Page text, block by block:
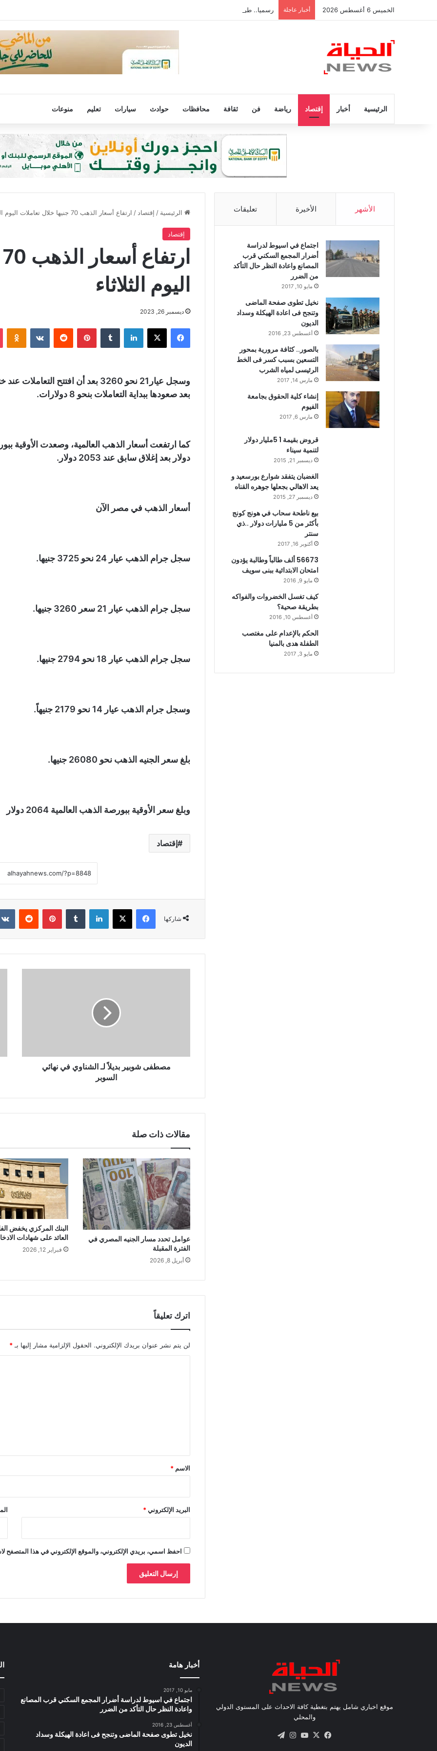
الخميس 6 أغسطس 2026 أخبار عاجلة رسميا.. طرابزون سبور التركي يعلن ضم محمد صلاح حتى عام 2028
الرئيسية أخبار إقتصاد رياضة فن ثقافة محافظات حوادث سيارات تعليم منوعات
الرئيسية / إقتصاد / ارتفاع أسعار الذهب 70 جنيها خلال تعاملات اليوم الثلاثاء
إقتصاد
اليوم الثلاثاء
ديسمبر 26, 2023
فيسبوك لينكدإن بينتيريست
بعد صعودها ببداية التعاملات بنحو 8 دولارات.
دولار بعد إغلاق سابق عند 2053 دولار.
أسعار الذهب في مصر الآن
سجل جرام الذهب عيار 24 نحو 3725 جنيها.
سجل جرام الذهب عيار 21 سعر 3260 جنيها.
سجل جرام الذهب عيار 18 نحو 2794 جنيها.
وسجل جرام الذهب عيار 14 نحو 2179 جنيهاً.
بلغ سعر الجنيه الذهب نحو 26080 جنيها.
وبلغ سعر الأوقية ببورصة الذهب العالمية 2064 دولار
إقتصاد
شاركها
فيسبوك لينكدإن بينتيريست
مصطفى شوبير بديلاً لـ الشناوي في نهائي
السوبر
مقالات ذات صلة
عوامل تحدد مسار الجنيه المصري في
الفترة المقبلة
أبريل 8, 2026
البنك المركزي يخفض
العائد على شهادات
فبراير 12, 2026
اترك تعليقاً
لن يتم نشر عنوان بريدك الإلكتروني. الحقول الإلزامية مشار إليها بـ*
*
الاسم *
البريد الإلكتروني*
احفظ اسمي، بريدي الإلكتروني، والموقع الإلكتروني في هذا المتصفح
الأشهر الأخيرة تعليقات
اجتماع في اسيوط لدراسة
أضرار المجمع السكني قرب
المصانع واعادة النظر حال التأكد
من الضرر
مايو 10, 2017
نخيل تطوى صفحة الماضى
وتنجح فى اعادة الهيكلة وسداد
الديون
أغسطس 23, 2016
بالصور.. كثافة مرورية بمحور
التسعين بسبب كسر فى الخط
الرئيسى لمياه الشرب
مارس 14, 2017
إنشاء كلية الحقوق بجامعة
الفيوم
مارس 6, 2017
قروض بقيمة 1 5مليار دولار
لتنمية سيناء
ديسمبر 21, 2015
الغضبان يتفقد شوارع بورسعيد و
يعد الاهالي بجعلها جوهره القناه
ديسمبر 27, 2015
بيع ناطحة سحاب في هونج كونج
بأكثر من 5 مليارات دولار ..ذي
سنتر
أكتوبر 16, 2017
56673 ألف طالباً وطالبة يؤدون
امتحان الابتدائية ببنى سويف
مايو 9, 2016
كيف تغسل الخضروات والفواكه
بطريقة صحية؟
أغسطس 10, 2016
الحكم بالإعدام على مغتصب
الطفلة هدى بالمنيا
مايو 3, 2017
موقع اخباري شامل يهتم بتغطية كافة الاحداث على المستوى الدولي
والمحلي
فيسبوك
X يوتيوبانستقرام
أخبار هامة
مايو 10, 2017
اجتماع في اسيوط لدراسة أضرار المجمع السكني قرب المصانع
واعادة النظر حال التأكد من الضرر
أغسطس 23, 2016
نخيل تطوى صفحة الماضى وتنجح فى اعادة الهيكلة وسداد
الديون